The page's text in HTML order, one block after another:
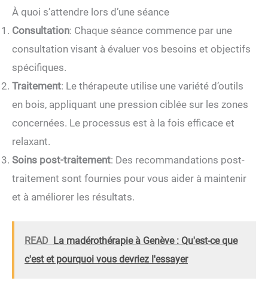
À quoi s’attendre lors d’une séance
Consultation: Chaque séance commence par une
consultation visant à évaluer vos besoins et objectifs
spécifiques.
Traitement: Le thérapeute utilise une variété d’outils
en bois, appliquant une pression ciblée sur les zones
concernées. Le processus est à la fois efficace et
relaxant.
Soins post-traitement: Des recommandations post-
traitement sont fournies pour vous aider à maintenir
et à améliorer les résultats.
READ La madérothérapie à Genève : Qu'est-ce que
c'est et pourquoi vous devriez l'essayer